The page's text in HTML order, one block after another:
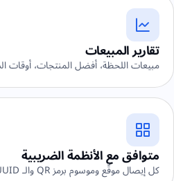
تقارير المبيعات
مبيعات اللحظة، أفضل المنتجات، أوقات
متوافق مع الأنظمة الضريبية
كل إيصال موقَّع وموسوم برمز QR والـ UUID مباشرة من شاشة POS.